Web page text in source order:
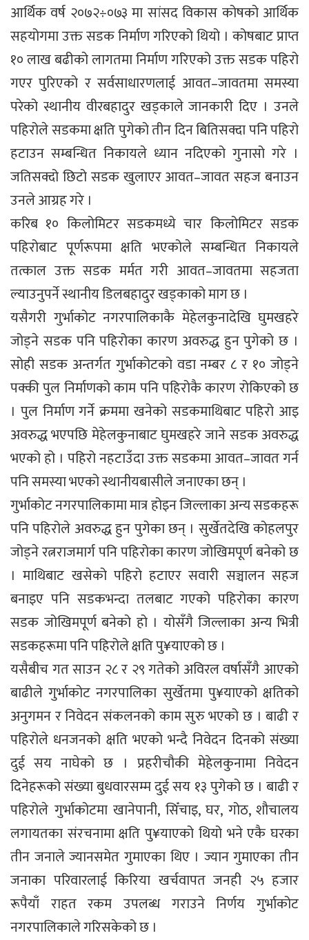
आर्थिक वर्ष २०७२÷०७३ मा सांसद विकास कोषको आर्थिक
सहयोगमा उक्त सडक निर्माण गरिएको थियो । कोषबाट प्राप्त
१० लाख बढीको लागतमा निर्माण गरिएको उक्त सडक पहिरो
गएर पुरिएको र सर्वसाधारणलाई आवत–जावतमा समस्या
परेको स्थानीय वीरबहादुर खड्काले जानकारी दिए । उनले
पहिरोले सडकमा क्षति पुगेको तीन दिन बितिसक्दा पनि पहिरो
हटाउन सम्बन्धित निकायले ध्यान नदिएको गुनासो गरे ।
जतिसक्दो छिटो सडक खुलाएर आवत–जावत सहज बनाउन
उनले आग्रह गरे ।
करिब १० किलोमिटर सडकमध्ये चार किलोमिटर सडक
पहिरोबाट पूर्णरूपमा क्षति भएकोले सम्बन्धित निकायले
तत्काल उक्त सडक मर्मत गरी आवत–जावतमा सहजता
ल्याउनुपर्ने स्थानीय डिलबहादुर खड्काको माग छ ।
यसैगरी गुर्भाकोट नगरपालिकाकै मेहेलकुनादेखि घुमखहरे
जोड्ने सडक पनि पहिरोका कारण अवरुद्ध हुन पुगेको छ ।
सोही सडक अन्तर्गत गुर्भाकोटको वडा नम्बर ८ र १० जोड्ने
पक्की पुल निर्माणको काम पनि पहिरोकै कारण रोकिएको छ
। पुल निर्माण गर्ने क्रममा खनेको सडकमाथिबाट पहिरो आइ
अवरुद्ध भएपछि मेहेलकुनाबाट घुमखहरे जाने सडक अवरुद्ध
भएको हो । पहिरो नहटाउँदा उक्त सडकमा आवत–जावत गर्न
पनि समस्या भएको स्थानीयबासीले जनाएका छन् ।
गुर्भाकोट नगरपालिकामा मात्र होइन जिल्लाका अन्य सडकहरू
पनि पहिरोले अवरुद्ध हुन पुगेका छन् । सुर्खेतदेखि कोहलपुर
जोड्ने रत्नराजमार्ग पनि पहिरोका कारण जोखिमपूर्ण बनेको छ
। माथिबाट खसेको पहिरो हटाएर सवारी सञ्चालन सहज
बनाइए पनि सडकभन्दा तलबाट गएको पहिरोका कारण
सडक जोखिमपूर्ण बनेको हो । योसँगै जिल्लाका अन्य भित्री
सडकहरूमा पनि पहिरोले क्षति पु¥याएको छ ।
यसैबीच गत साउन २८ र २९ गतेको अविरल वर्षासँगै आएको
बाढीले गुर्भाकोट नगरपालिका सुर्खेतमा पु¥याएको क्षतिको
अनुगमन र निवेदन संकलनको काम सुरु भएको छ । बाढी र
पहिरोले धनजनको क्षति भएको भन्दै निवेदन दिनको संख्या
दुई सय नाघेको छ । प्रहरीचौकी मेहेलकुनामा निवेदन
दिनेहरूको संख्या बुधवारसम्म दुई सय १३ पुगेको छ । बाढी र
पहिरोले गुर्भाकोटमा खानेपानी, सिँचाइ, घर, गोठ, शौचालय
लगायतका संरचनामा क्षति पु¥याएको थियो भने एकै घरका
तीन जनाले ज्यानसमेत गुमाएका थिए । ज्यान गुमाएका तीन
जनाका परिवारलाई किरिया खर्चवापत जनही २५ हजार
रूपैयाँ राहत रकम उपलब्ध गराउने निर्णय गुर्भाकोट
नगरपालिकाले गरिसकेको छ ।